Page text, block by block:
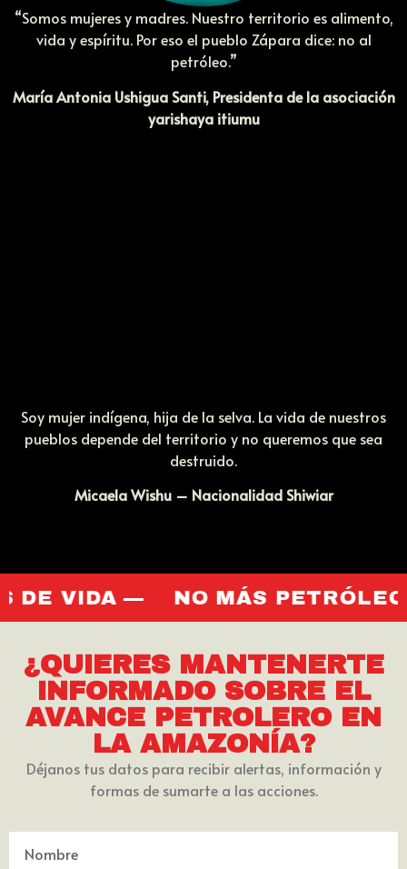
“Somos mujeres y madres. Nuestro territorio es alimento,
vida y espíritu. Por eso el pueblo Zápara dice: no al
petróleo.”
María Antonia Ushigua Santi, Presidenta de la asociación
yarishaya itiumu
Soy mujer indígena, hija de la selva. La vida de nuestros
pueblos depende del territorio y no queremos que sea
destruido.
Micaela Wishu – Nacionalidad Shiwiar
— NO MÁS PETRÓLEO EN
¿QUIERES MANTENERTE
INFORMADO SOBRE EL
AVANCE PETROLERO EN
LA AMAZONÍA?
Déjanos tus datos para recibir alertas, información y
formas de sumarte a las acciones.